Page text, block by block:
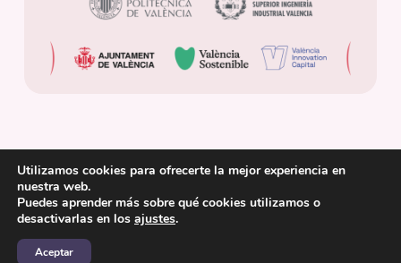
© 2025 Cátedra de Transición Energética Urbana.
Utilizamos cookies para ofrecerte la mejor experiencia en
nuestra web.
Puedes aprender más sobre qué cookies utilizamos o
desactivarlas en los ajustes.
Aceptar